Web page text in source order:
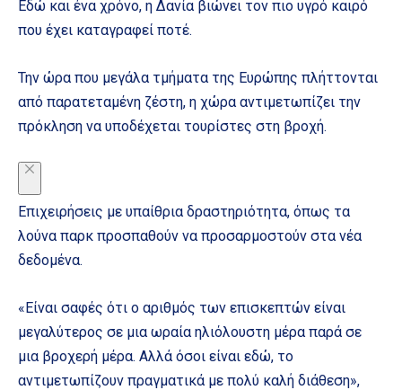
Εδώ και ένα χρόνο, η Δανία βιώνει τον πιο υγρό καιρό
που έχει καταγραφεί ποτέ.
Την ώρα που μεγάλα τμήματα της Ευρώπης πλήττονται
από παρατεταμένη ζέστη, η χώρα αντιμετωπίζει την
πρόκληση να υποδέχεται τουρίστες στη βροχή.
Επιχειρήσεις με υπαίθρια δραστηριότητα, όπως τα
λούνα παρκ προσπαθούν να προσαρμοστούν στα νέα
δεδομένα.
«Είναι σαφές ότι ο αριθμός των επισκεπτών είναι
μεγαλύτερος σε μια ωραία ηλιόλουστη μέρα παρά σε
μια βροχερή μέρα. Αλλά όσοι είναι εδώ, το
αντιμετωπίζουν πραγματικά με πολύ καλή διάθεση»,